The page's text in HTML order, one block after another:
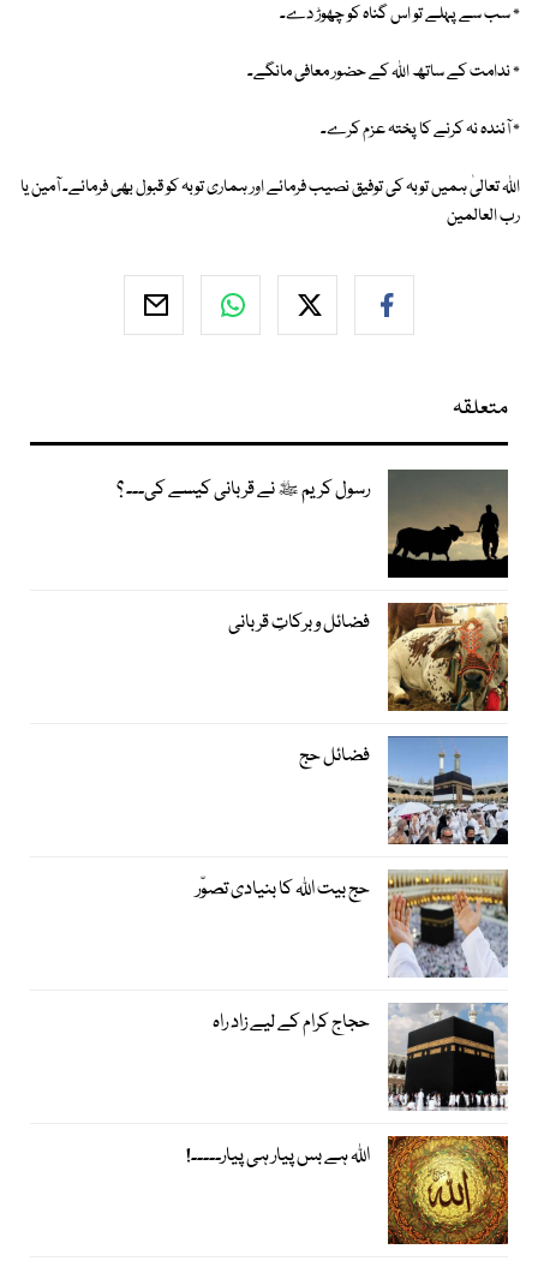
٭ سب سے پہلے تو اس گناہ کو چھوڑ دے۔
٭ ندامت کے ساتھ اللہ کے حضور معافی مانگے۔
٭ آئندہ نہ کرنے کا پختہ عزم کرے۔
اللہ تعالیٰ ہمیں توبہ کی توفیق نصیب فرمائے اور ہماری توبہ کو قبول بھی فرمائے۔ آمین یا
رب العالمین
متعلقہ
رسول کریم ﷺ نے قربانی کیسے کی۔۔۔ ؟
فضائل و برکاتِ قربانی
فضائل حج
حج بیت اﷲ کا بنیادی تصوّر
حجاج کرام کے لیے زاد راہ
اﷲ ہے بس پیار ہی پیار۔۔۔۔۔!